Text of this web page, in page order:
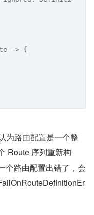
-> {
为路由配置是一个整
Route 序列重新构
个路由配置出错了，会